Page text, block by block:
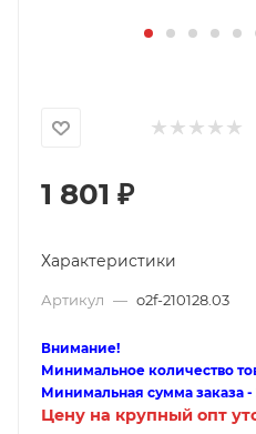
1 801 ₽
Характеристики
Артикул — o2f-210128.03
Внимание!
Минимальное количество
Минимальная сумма заказа -
Цену на крупный опт